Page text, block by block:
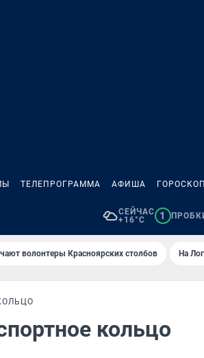
ТЕЛЕПРОГРАММА АФИША ГОРОСКОП
СЕЙЧАС
+16°C
1
волонтеры Красноярских столбов На
кольцо